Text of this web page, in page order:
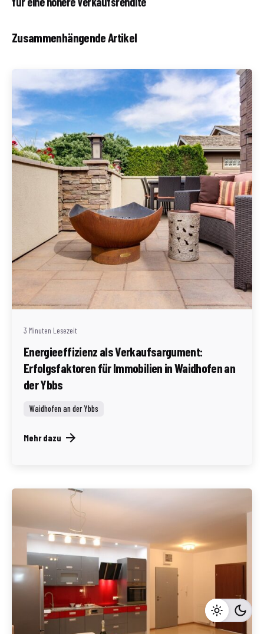
Zusammenhängende Artikel
Geschrieben von
Redaktion Immofragen Waidhofen an der Ybbs
3 Minuten Lesezeit
Energieeffizienz als Verkaufsargument:
Erfolgsfaktoren für Immobilien in Waidhofen an
der Ybbs
Waidhofen an der Ybbs
Mehr dazu